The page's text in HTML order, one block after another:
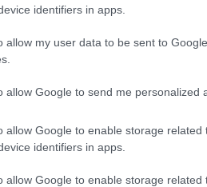
identifiers in apps.
allow my user data to be sent to
allow Google to send me personalized
allow Google to enable storage related
identifiers in apps.
allow Google to enable storage
X-RAY|03.07.2026 08:00
ευρωπαϊκή πρωτιά